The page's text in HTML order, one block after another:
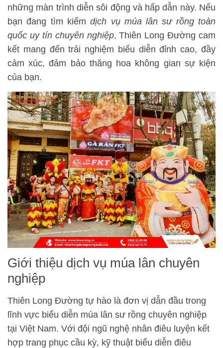
những màn trình diễn sôi động và hấp dẫn này. Nếu
bạn đang tìm kiếmdịch vụ múa lân sư rồng toàn
quốc uy tín chuyên nghiệp, Thiên Long Đường cam
kết mang đến trải nghiệm biểu diễn đỉnh cao, đầy
cảm xúc, đảm bảo thăng hoa không gian sự kiện
của bạn.
Giới thiệu dịch vụ múa lân chuyên
nghiệp
Thiên Long Đường tự hào là đơn vị dẫn đầu trong
lĩnh vực biểu diễn múa lân sư rồng chuyên nghiệp
tại Việt Nam. Với đội ngũ nghệ nhân điêu luyện kết
hợp trang phục cầu kỳ, kỹ thuật biểu diễn điêu